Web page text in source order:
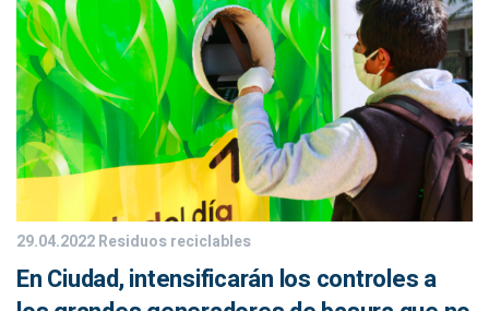
29.04.2022Residuos reciclables
En Ciudad, intensificarán los controles a